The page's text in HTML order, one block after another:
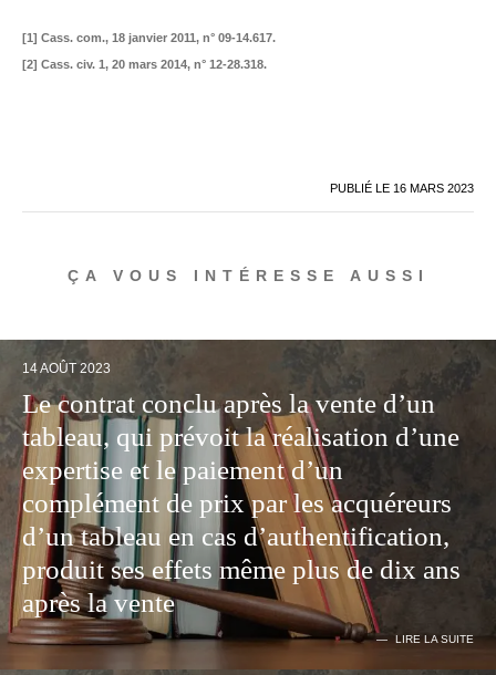
[1] Cass. com., 18 janvier 2011, n° 09-14.617.
[2] Cass. civ. 1, 20 mars 2014, n° 12-28.318.
PUBLIÉ LE 16 MARS 2023
ÇA VOUS INTÉRESSE AUSSI
14 AOÛT 2023
Le contrat conclu après la vente d’un
tableau, qui prévoit la réalisation d’une
expertise et le paiement d’un
complément de prix par les acquéreurs
d’un tableau en cas d’authentification,
produit ses effets même plus de dix ans
après la vente
LIRE LA SUITE